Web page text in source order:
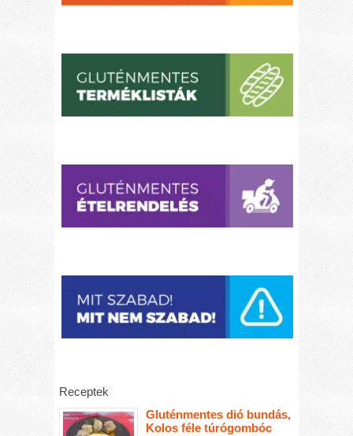
Receptek
Gluténmentes dió bundás,
Kolos féle túrógombóc